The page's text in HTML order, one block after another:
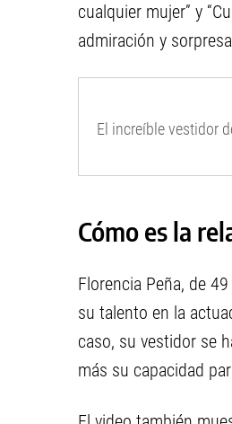
cualquier mujer” y
admiración y
El increíble vestidor
Cómo es la
Florencia Peña, de
su talento en la
caso, su vestidor se
más su capacidad